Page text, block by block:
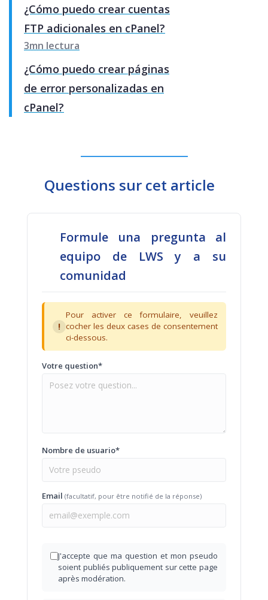
¿Cómo puedo crear cuentas
FTP adicionales en cPanel?
3mn lectura
¿Cómo puedo crear páginas
de error personalizadas en
cPanel?
Questions sur cet article
Formule una pregunta al
equipo de LWS y a su
comunidad
!
Pour activer ce formulaire, veuillez
cocher les deux cases de consentement
ci-dessous.
Votre question*
Nombre de usuario*
Email (facultatif, pour être notifié de la réponse)
J'accepte que ma question et mon pseudo
soient publiés publiquement sur cette page
après modération.